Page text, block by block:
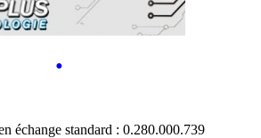
•
échange standard : 0.280.000.739